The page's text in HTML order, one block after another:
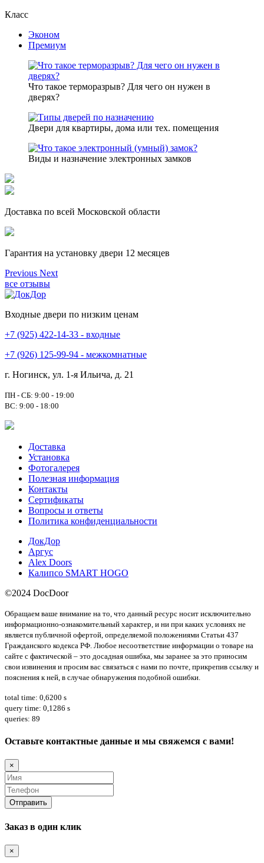
Класс
Эконом
Премиум
Что такое терморазрыв? Для чего он нужен в
дверях?
Двери для квартиры, дома или тех. помещения
Виды и назначение электронных замков
Доставка по всей Московской области
Гарантия на установку двери 12 месяцев
Previous Next
все отзывы
Входные двери по низким ценам
+7 (925) 422-14-33 - входные
+7 (926) 125-99-94 - межкомнатные
г. Ногинск, ул. 1-я Ильича, д. 21
ПН - СБ: 9:00 - 19:00
ВС: 9:00 - 18:00
Доставка
Установка
Фотогалерея
Полезная информация
Контакты
Сертификаты
Вопросы и ответы
Политика конфиденциальности
ДокДор
Аргус
Alex Doors
Калипсо SMART HOGO
©2024 DocDoor
Обращаем ваше внимание на то, что данный ресурс носит исключительно
информационно-ознакомительный характер, и ни при каких условиях не
является публичной офертой, определяемой положениями Статьи 437
Гражданского кодекса РФ. Любое несоответствие информации о товаре на
сайте с фактической – это досадная ошибка, мы заранее за это приносим
свои извинения и просим вас связаться с нами по почте, прикрепив ссылку и
пояснения к ней, в случае обнаружения подобной ошибки.
total time: 0,6200 s
query time: 0,1286 s
queries: 89
Оставьте контактные данные и мы свяжемся с вами!
×
Заказ в один клик
×